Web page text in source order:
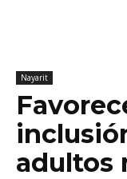
Nayarit
adultos